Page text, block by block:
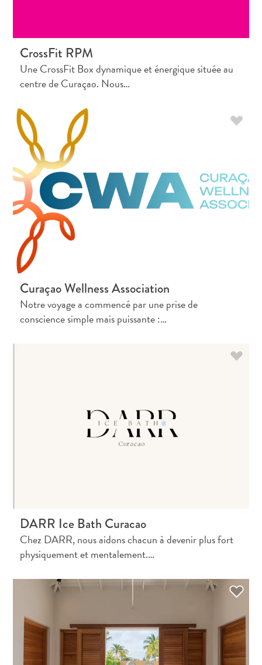
CrossFit RPM
Une CrossFit Box dynamique et énergique située au
centre de Curaçao. Nous…
Curaçao Wellness Association
Notre voyage a commencé par une prise de
conscience simple mais puissante :…
DARR Ice Bath Curacao
Chez DARR, nous aidons chacun à devenir plus fort
physiquement et mentalement.…